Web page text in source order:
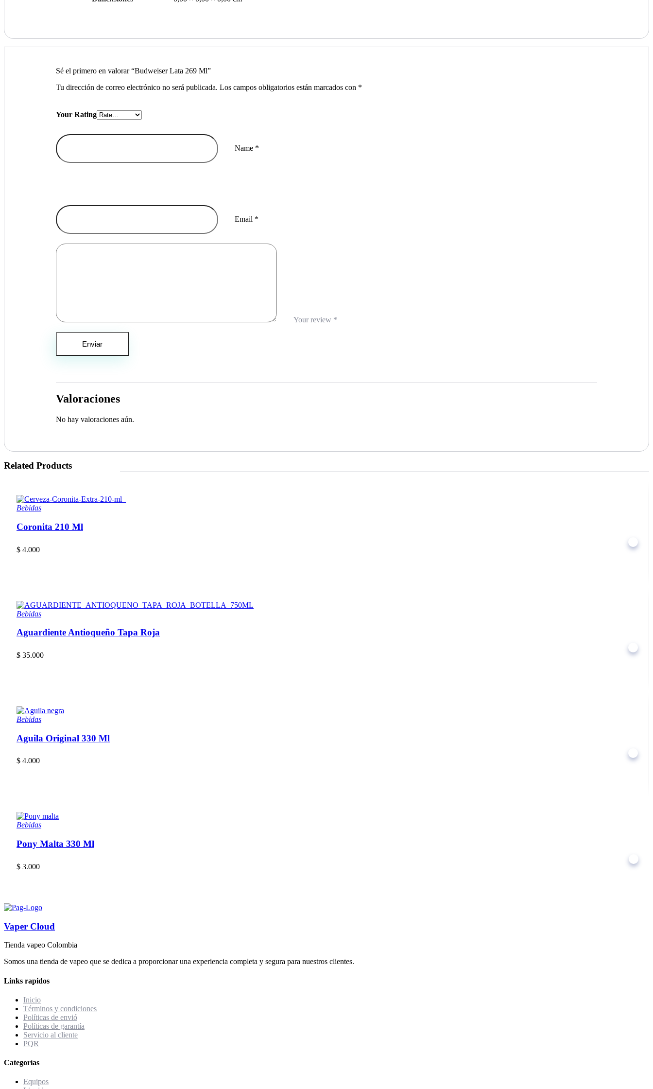
Valoraciones
No hay valoraciones aún.
Sé el primero en valorar “Budweiser Lata 269 Ml”
Tu dirección de correo electrónico no será publicada. Los campos obligatorios están marcados con *
Name *
Email *
Your Rating
Your review *
Related Products
Coronita 210 Ml
$ 4.000
Bebidas
Aguardiente Antioqueño Tapa Roja
$ 35.000
Bebidas
Aguila Original 330 Ml
$ 4.000
Bebidas
Pony Malta 330 Ml
$ 3.000
Bebidas
Vaper Cloud
Tienda vapeo Colombia
Somos una tienda de vapeo que se dedica a proporcionar una experiencia completa y segura para nuestros clientes.
Links rapidos
Inicio
Términos y condiciones
Políticas de envió
Políticas de garantía
Servicio al cliente
PQR
Categorías
Equipos